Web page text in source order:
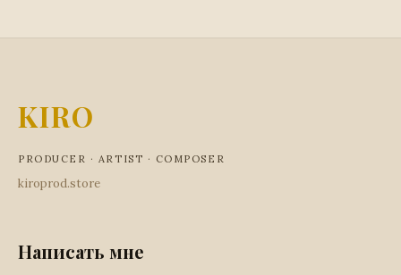
KIRO
PRODUCER · ARTIST · COMPOSER
kiroprod.store
Написать мне